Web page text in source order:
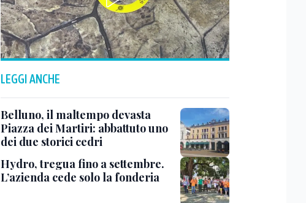
LEGGI ANCHE
Belluno, il maltempo devasta
Piazza dei Martiri: abbattuto uno
dei due storici cedri
Hydro, tregua fino a settembre.
L’azienda cede solo la fonderia